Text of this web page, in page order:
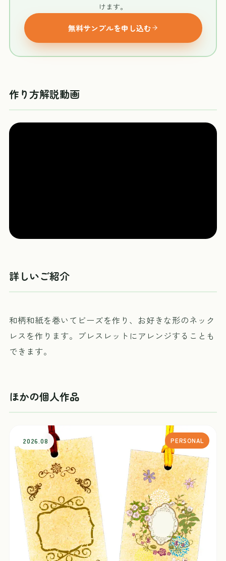
けます。
無料サンプルを申し込む
作り方解説動画
詳しいご紹介
和柄和紙を巻いてビーズを作り、お好きな形のネック
レスを作ります。ブレスレットにアレンジすることも
できます。
ほかの個人作品
2026.08 PERSONAL